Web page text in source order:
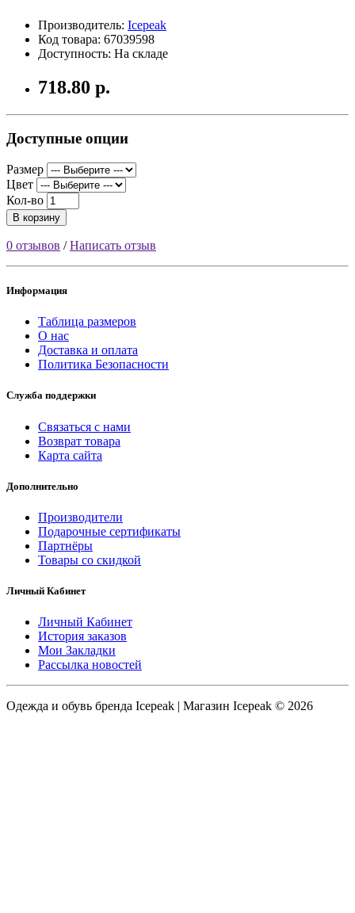
Производитель: Icepeak
Код товара: 67039598
Доступность: На складе
718.80 р.
Доступные опции
Размер
Цвет
Кол-во
В корзину
0 отзывов /Написать отзыв
Информация
Таблица размеров
О нас
Доставка и оплата
Политика Безопасности
Служба поддержки
Связаться с нами
Возврат товара
Карта сайта
Дополнительно
Производители
Подарочные сертификаты
Партнёры
Товары со скидкой
Личный Кабинет
Личный Кабинет
История заказов
Мои Закладки
Рассылка новостей
Одежда и обувь бренда Icepeak | Магазин Icepeak © 2026